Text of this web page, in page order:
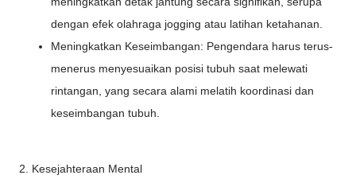
dengan efek olahraga jogging atau latihan ketahanan.
Meningkatkan Keseimbangan: Pengendara harus terus-
menerus menyesuaikan posisi tubuh saat melewati
rintangan, yang secara alami melatih koordinasi dan
keseimbangan tubuh.
2. Kesejahteraan Mental